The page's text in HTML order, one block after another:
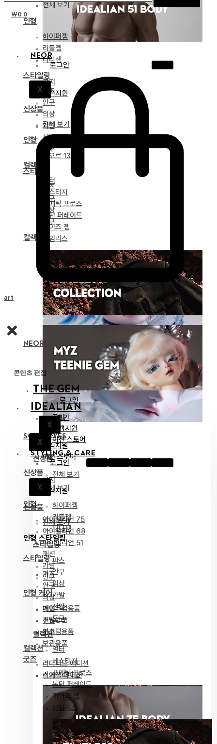
NEOR
로그인
X
공지
고객지원
신상품
전체 보기
인형
네오르 13
스타일링
파츠
안구
의상
도구
컬렉션
드리티아 연대기
NEOR 13 BODY
SOOM EYES
STYLING & CARE
로그인
X
공지
고객지원
신상품
전체 보기
인형 스타일링
패션
가발
안구
인형 케어
메이크업용품
조립용품
커스텀용품
보관용품
굿즈
라이프스타일
전체 보기
인형
하이퍼젬
리틀젬
티니젬
스타일링
파츠
안구
의상
가발
신발
도구
컬렉션
얼터
베스티지
포에틱 프로즈
녹턴 퍼레이드
마이즈 젬
타임리스
IDEALIAN
로그인
X
공지
고객지원
이전 스토어
신상품
전체 보기
인형
아이딜리언 75
아이딜리언 68
아이딜리언 51
스타일링
파츠
안구
의상
가발
신발
도구
컬렉션
리미티드 에디션
스페셜 에디션
₩0 0
콘텐츠 편집
THE GEM
로그인
X
공지
고객지원
이전 스토어
신상품
전체 보기
인형
하이퍼젬
리틀젬
티니젬
스타일링
파츠
안구
의상
가발
신발
도구
컬렉션
얼터
베스티지
포에틱 프로즈
녹턴 퍼레이드
마이즈 젬
타임리스